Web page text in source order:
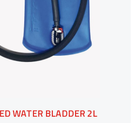
WATER BLADDER 2L